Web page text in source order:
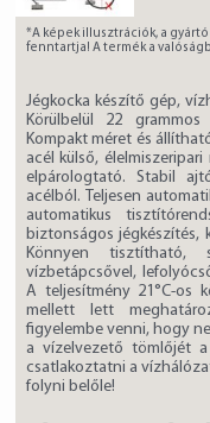
*A képek illusztrációk, a
fenntartja! A termék a
Jégkocka készítő gép,
Körülbelül 22
Kompakt méret és
acél külső,
elpárologtató. Stabil
acélból. Teljesen
automatikus
biztonságos jégkészítés,
Könnyen tisztítható,
vízbetápcsővel,
A teljesítmény 21°C-os
mellett lett
figyelembe venni, hogy
a vízelvezető tömlőjét a
csatlakoztatni a
folyni belőle!